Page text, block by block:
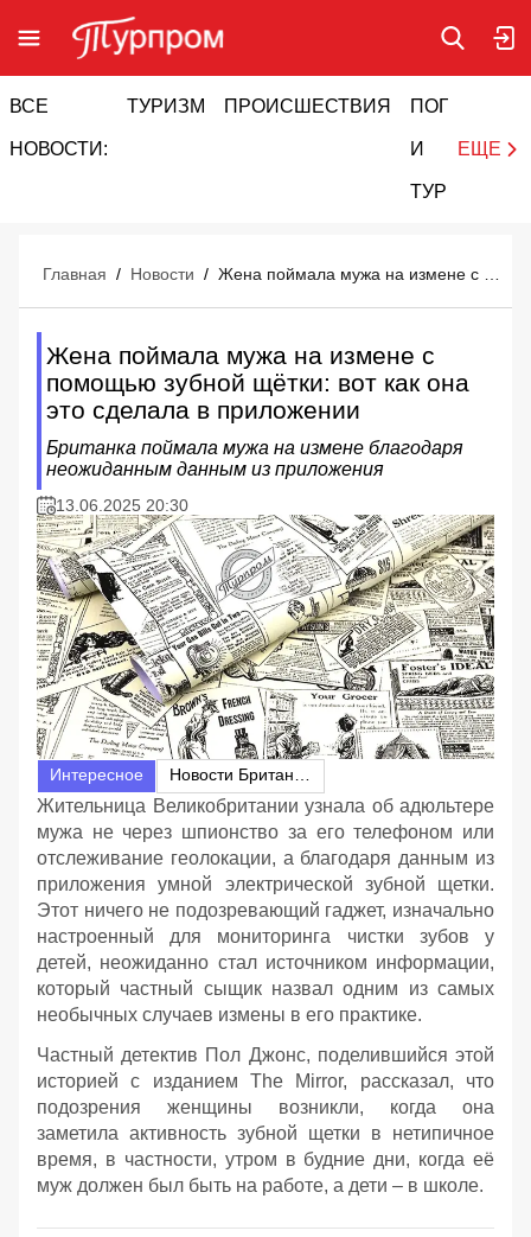
ВСЕ
НОВОСТИ:
ТУРИЗМ ПРОИСШЕСТВИЯ ПОГОДА
И
ТУРИЗМ
ЕЩЕ
Главная / Новости /
Жена поймала мужа на измене с
помощью зубной щётки: вот как она
это сделала в приложении
Британка поймала мужа на измене благодаря
неожиданным данным из приложения
13.06.2025 20:30
Интересное
Жительница Великобритании узнала об адюльтере
мужа не через шпионство за его телефоном или
отслеживание геолокации, а благодаря данным из
приложения умной электрической зубной щетки.
Этот ничего не подозревающий гаджет, изначально
настроенный для мониторинга чистки зубов у
детей, неожиданно стал источником информации,
который частный сыщик назвал одним из самых
необычных случаев измены в его практике.
Частный детектив Пол Джонс, поделившийся этой
историей с изданием The Mirror, рассказал, что
подозрения женщины возникли, когда она
заметила активность зубной щетки в нетипичное
время, в частности, утром в будние дни, когда её
муж должен был быть на работе, а дети – в школе.